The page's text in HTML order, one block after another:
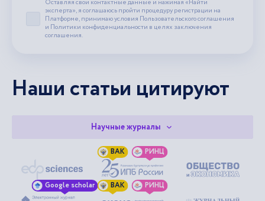
Принять пользовательское соглашение
Оставляя свои контактные данные и нажимая «Найти
эксперта», я соглашаюсь пройти процедуру регистрации на
Платформе, принимаю условия Пользовательского соглашения
и Политики конфиденциальности в целях заключения
соглашения.
Наши статьи цитируют
Научные журналы
ВАК РИНЦ
Google scholar ВАК РИНЦ